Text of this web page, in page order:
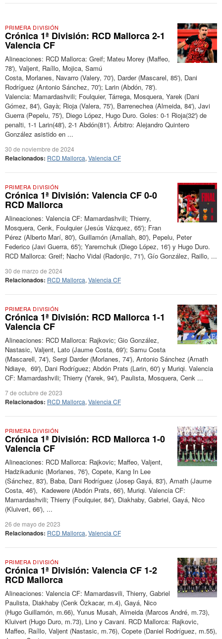
PRIMERA DIVISIÓN
Crónica 1ª División: RCD Mallorca 2-1
Valencia CF
Alineaciones: RCD Mallorca: Greif; Mateu Morey (Maffeo,
78'), Valjent, Raíllo, Mojica, Samú
Costa, Morlanes, Navarro (Valery, 70'), Darder (Mascarel, 85'), Dani
Rodríguez (Antonio Sánchez, 70'); Larin (Abdón, 78').
Valencia: Mamardashvili; Foulquier, Tárrega, Mosquera, Yarek (Dani
Gómez, 84'), Gayà; Rioja (Valera, 75'), Barrenechea (Almeida, 84'), Javi
Guerra (Pepelu, 75'), Diego López, Hugo Duro. Goles: 0-1 Rioja(32') de
penalti, 1-1 Larin(48'), 2-1 Abdón(81'). Árbitro: Alejandro Quintero
González asistido en ...
30 de noviembre de 2024
Relacionados: RCD Mallorca, Valencia CF
PRIMERA DIVISIÓN
Crónica 1ª División: Valencia CF 0-0
RCD Mallorca
Alineaciones: Valencia CF: Mamardashvili; Thierry,
Mosquera, Cenk, Foulquier (Jesús Vázquez, 65'); Fran
Pérez (Alberto Marí, 80'), Guillamón (Amallah, 80'), Pepelu, Peter
Federico (Javi Guerra, 65'); Yaremchuk (Diego López, 16') y Hugo Duro.
RCD Mallorca: Greif; Nacho Vidal (Radonjic, 71'), Gío González, Raillo, ...
30 de marzo de 2024
Relacionados: RCD Mallorca, Valencia CF
PRIMERA DIVISIÓN
Crónica 1ª División: RCD Mallorca 1-1
Valencia CF
Alineaciones: RCD Mallorca: Rajkovic; Gio González,
Nastasic, Valjent, Lato (Jaume Costa, 69'); Samu Costa
(Mascarell, 74'), Sergi Darder (Morlanes, 74'), Antonio Sánchez (Amath
Ndiaye, 69'), Dani Rodríguez; Abdón Prats (Larin, 60') y Muriqi. Valencia
CF: Mamardashvili; Thierry (Yarek, 94'), Paulista, Mosquera, Cenk ...
7 de octubre de 2023
Relacionados: RCD Mallorca, Valencia CF
PRIMERA DIVISIÓN
Crónica 1ª División: RCD Mallorca 1-0
Valencia CF
Alineaciones: RCD Mallorca: Rajkovic; Maffeo, Valjent,
Hadzikadunic (Morlanes, 76'), Copete, Kang In Lee
(Sánchez, 83'), Baba, Dani Rodríguez (Josep Gayá, 83'), Amath (Jaume
Costa, 46'), Kadewere (Abdón Prats, 66'), Muriqi. Valencia CF:
Mamardashvili; Thierry (Foulquier, 84'), Diakhaby, Gabriel, Gayá, Nico
(Kluivert, 66'), ...
26 de mayo de 2023
Relacionados: RCD Mallorca, Valencia CF
PRIMERA DIVISIÓN
Crónica 1ª División: Valencia CF 1-2
RCD Mallorca
Alineaciones: Valencia CF: Mamardasvili, Thierry, Gabriel
Paulista, Diakhaby (Cenk Özkacar, m.4), Gayá, Nico
(Hugo Guillamón, m.66), Yunus Musah, Almeida (Marcos André, m.73),
Kluivert (Hugo Duro, m.73), Lino y Cavani. RCD Mallorca: Rajkovic,
Maffeo, Raíllo, Valjent (Nastasic, m.76), Copete (Daniel Rodríguez, m.55),